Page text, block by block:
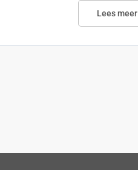
Lees meer